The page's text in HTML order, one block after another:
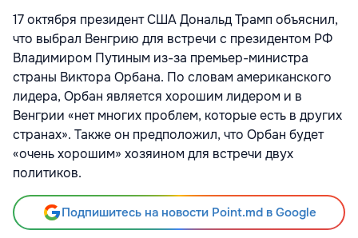
17 октября президент США Дональд Трамп объяснил,
что выбрал Венгрию для встречи с президентом РФ
Владимиром Путиным из-за премьер-министра
страны Виктора Орбана. По словам американского
лидера, Орбан является хорошим лидером и в
Венгрии «нет многих проблем, которые есть в других
странах». Также он предположил, что Орбан будет
«очень хорошим» хозяином для встречи двух
политиков.
Подпишитесь на новости Point.md в Google